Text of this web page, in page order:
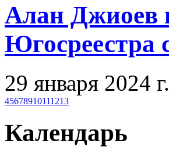
Алан Джиоев
Югосреестра
29 января 2024 г.
45678910111213
Календарь